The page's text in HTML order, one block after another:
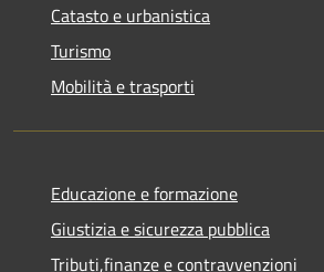
Catasto e urbanistica
Turismo
Mobilità e trasporti
Educazione e formazione
Giustizia e sicurezza pubblica
Tributi,finanze e contravvenzioni